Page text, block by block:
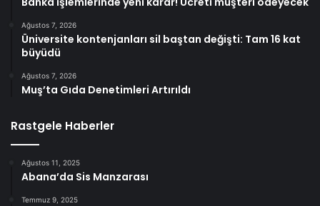
Ağustos 7, 2026
Üniversite kontenjanları sil baştan değişti: Tam 16 kat
büyüdü
Ağustos 7, 2026
Muş’ta Gıda Denetimleri Artırıldı
Rastgele Haberler
Ağustos 11, 2025
Abana’da Sis Manzarası
Temmuz 9, 2025